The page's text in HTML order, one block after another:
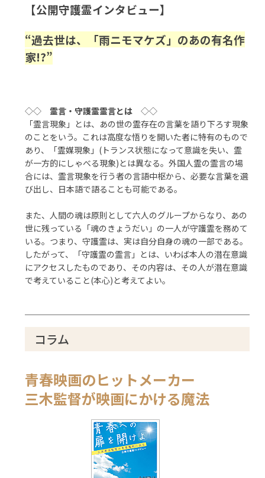
【公開守護霊インタビュー】
“過去世は、「雨ニモマケズ」のあの有名作
家!?”
◇◇霊言・守護霊霊言とは ◇◇
「霊言現象」とは、あの世の霊存在の言葉を語り下ろす現象
のことをいう。これは高度な悟りを開いた者に特有のもので
あり、「霊媒現象」(トランス状態になって意識を失い、霊
が一方的にしゃべる現象)とは異なる。外国人霊の霊言の場
合には、霊言現象を行う者の言語中枢から、必要な言葉を選
び出し、日本語で語ることも可能である。
また、人間の魂は原則として六人のグループからなり、あの
世に残っている「魂のきょうだい」の一人が守護霊を務めて
いる。つまり、守護霊は、実は自分自身の魂の一部である。
したがって、「守護霊の霊言」とは、いわば本人の潜在意識
にアクセスしたものであり、その内容は、その人が潜在意識
で考えていること(本心)と考えてよい。
コラム
青春映画のヒットメーカー
三木監督が映画にかける魔法